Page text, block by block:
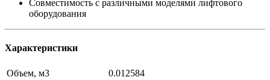
Совместимость с различными моделями лифтового
оборудования
Характеристики
Объем, м3
0.012584